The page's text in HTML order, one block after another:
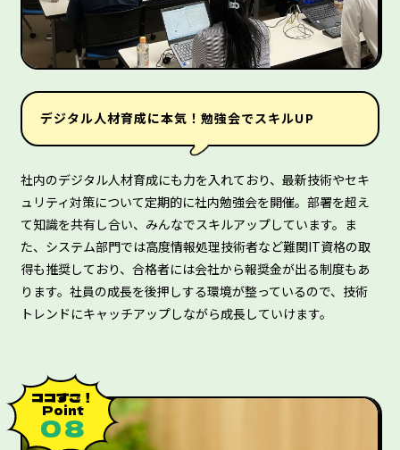
デジタル人材育成に本気！勉強会でスキルUP
社内のデジタル人材育成にも力を入れており、最新技術やセキ
ュリティ対策について定期的に社内勉強会を開催。部署を超え
て知識を共有し合い、みんなでスキルアップしています。ま
た、システム部門では高度情報処理技術者など難関IT資格の取
得も推奨しており、合格者には会社から報奨金が出る制度もあ
ります。社員の成長を後押しする環境が整っているので、技術
トレンドにキャッチアップしながら成長していけます。
ココすご！
Point
０８